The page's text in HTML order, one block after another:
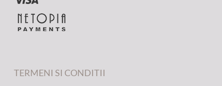
TERMENI SI CONDITII